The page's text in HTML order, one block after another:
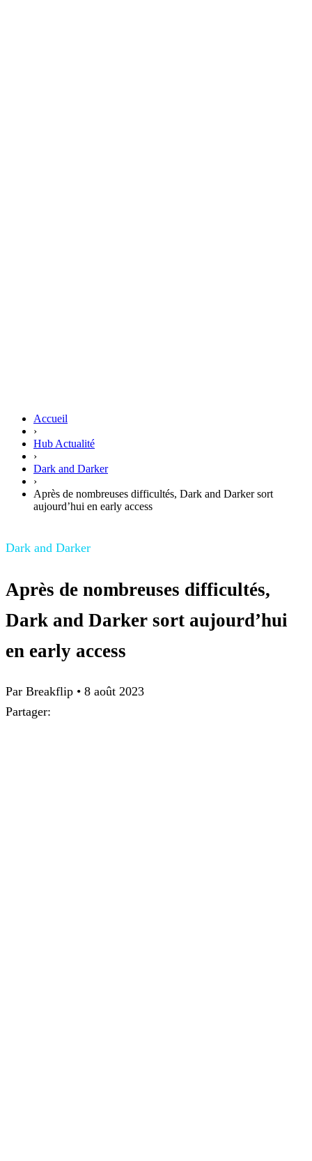
Accueil
›
Hub Actualité
›
Dark and Darker
›
Après de nombreuses difficultés, Dark and Darker sort
aujourd’hui en early access
Dark and Darker
Après de nombreuses difficultés,
Dark and Darker sort aujourd’hui
en early access
Par Breakflip • 8 août 2023
Partager: